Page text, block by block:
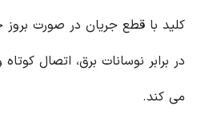
کلید با قطع جریان در صورت
در برابر نوسانات برق، اتصال
می کند.